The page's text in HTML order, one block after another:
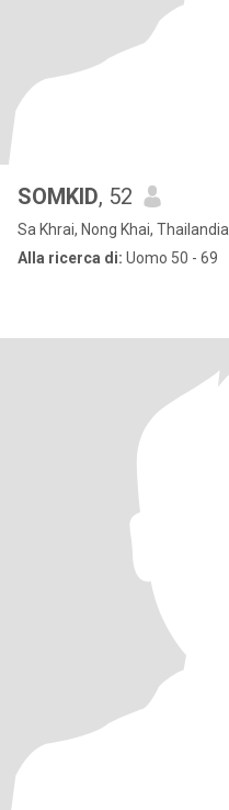
SOMKID, 52
Sa Khrai, Nong Khai, Thailandia
Alla ricerca di: Uomo 50 - 69